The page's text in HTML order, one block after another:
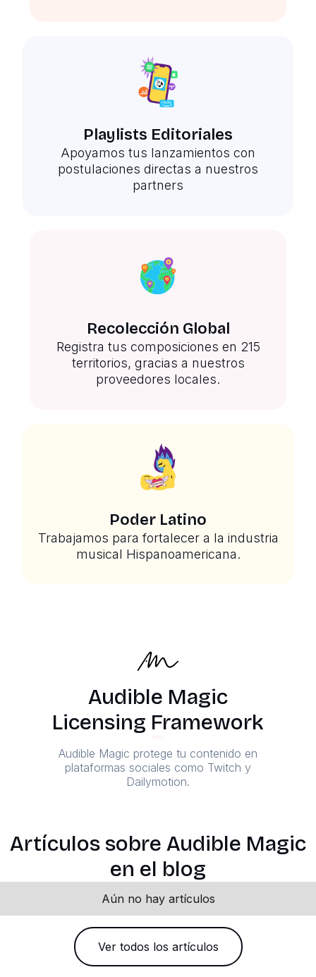
Playlists Editoriales
Apoyamos tus lanzamientos con
postulaciones directas a nuestros
partners
Recolección Global
Registra tus composiciones en 215
territorios, gracias a nuestros
proveedores locales.
Poder Latino
Trabajamos para fortalecer a la industria
musical Hispanoamericana.
Audible Magic
Licensing Framework
Audible Magic protege tu contenido en
plataformas sociales como Twitch y
Dailymotion.
Artículos sobre Audible Magic
en el blog
Aún no hay artículos
Ver todos los artículos